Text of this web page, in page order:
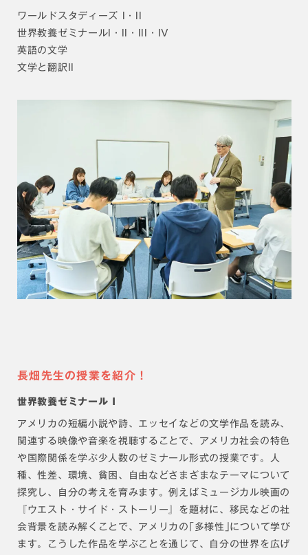
ワールドスタディーズ I・II
世界教養ゼミナールI・II・III・IV
英語の文学
文学と翻訳II
長畑先生の授業を紹介！
世界教養ゼミナール I
アメリカの短編小説や詩、エッセイなどの文学作品を読み、
関連する映像や音楽を視聴することで、アメリカ社会の特色
や国際関係を学ぶ少人数のゼミナール形式の授業です。人
種、性差、環境、貧困、自由などさまざまなテーマについて
探究し、自分の考えを育みます。例えばミュージカル映画の
『ウエスト・サイド・ストーリー』を題材に、移民などの社
会背景を読み解くことで、アメリカの｢多様性｣について学び
ます。こうした作品を学ぶことを通じて、自分の世界を広げ